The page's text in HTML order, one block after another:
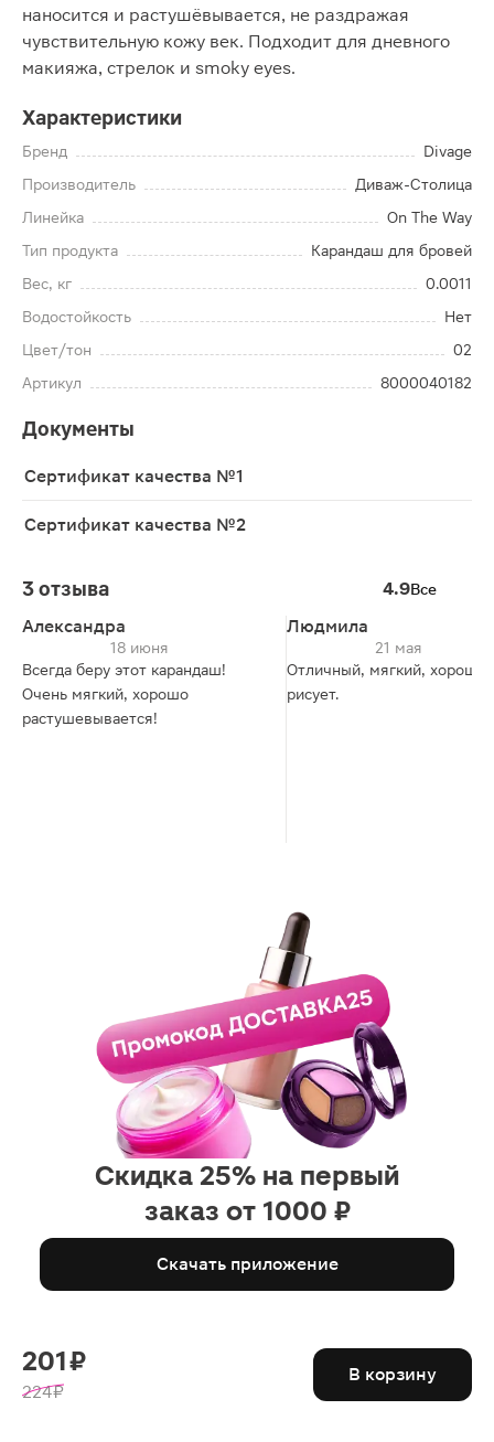
наносится и растушёвывается, не раздражая
чувствительную кожу век. Подходит для дневного
макияжа, стрелок и smoky eyes.
Характеристики
Бренд
Divage
Производитель
Диваж-Столица
Линейка
On The Way
Тип продукта
Карандаш для бровей
Вес, кг
0.0011
Водостойкость
Нет
Цвет/тон
02
Артикул
8000040182
Документы
Сертификат качества №1
Сертификат качества №2
3 отзыва 4.9Все
Александра
18 июня
Всегда беру этот карандаш!
Очень мягкий, хорошо
растушевывается!
Людмила
21 мая
Отличный, мягкий, хорошо
рисует.
Скидка 25% на первый
заказ от 1000 ₽
Скачать приложение
201 ₽
224 ₽
В корзину